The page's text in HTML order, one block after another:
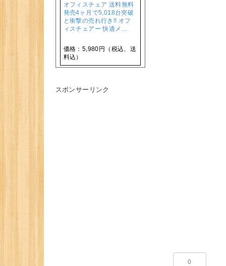
オフィスチェア 送料無料
発売4ヶ月で5,018台突破
と衝撃の売れ行き!! オフ
ィスチェアー 快適メ…
価格：5,980円（税込、送
料込）
スポンサーリンク
0